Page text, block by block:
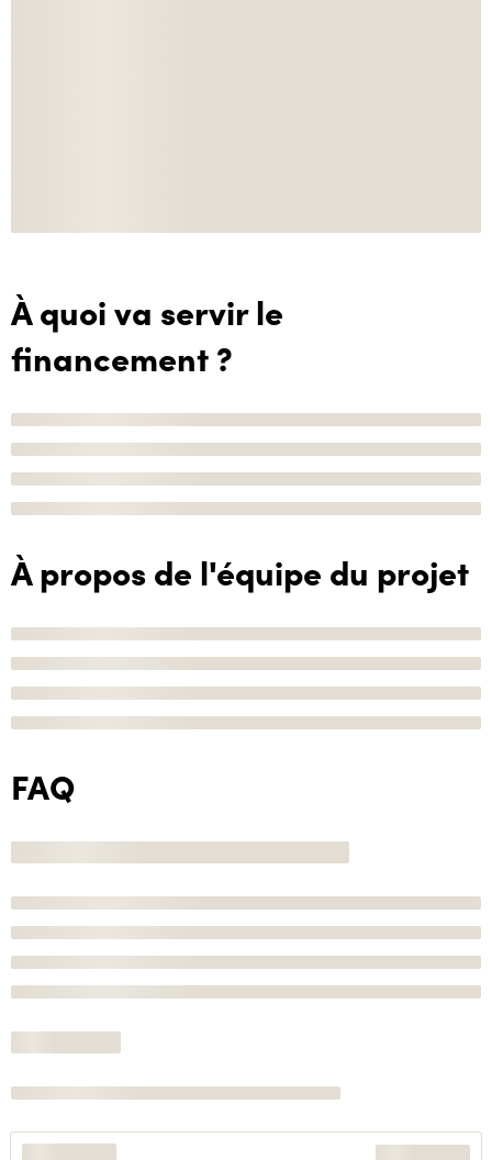
À quoi va servir le
financement ?
À propos de l'équipe du projet
FAQ